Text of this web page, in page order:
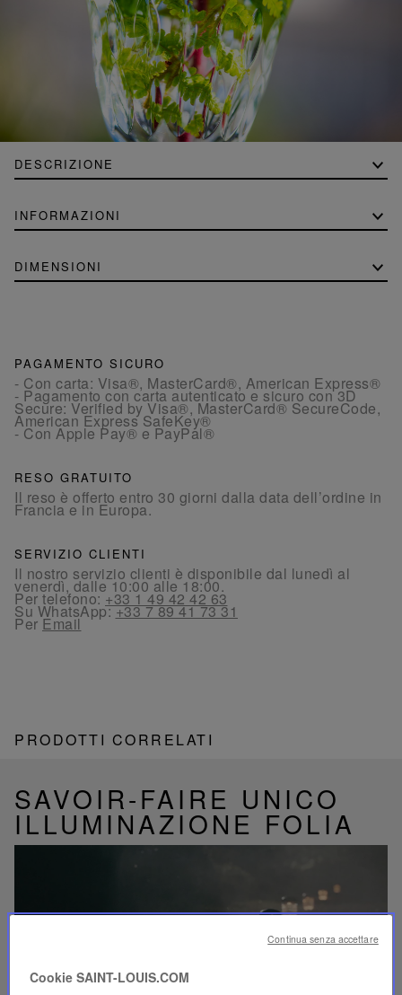
DESCRIZIONE
INFORMAZIONI
DIMENSIONI
PAGAMENTO SICURO
- Con carta: Visa®, MasterCard®, American Express®
- Pagamento con carta autenticato e sicuro con 3D
Secure: Verified by Visa®, MasterCard® SecureCode,
American Express SafeKey®
- Con Apple Pay® e PayPal®
RESO GRATUITO
Il reso è offerto entro 30 giorni dalla data dell’ordine in
Francia e in Europa.
SERVIZIO CLIENTI
Il nostro servizio clienti è disponibile dal lunedì al
venerdì, dalle 10:00 alle 18:00.
Per telefono:+33 1 49 42 42 63
Su WhatsApp:+33 7 89 41 73 31
PerEmail
PRODOTTI CORRELATI
SAVOIR-FAIRE UNICO
ILLUMINAZIONE FOLIA
YouTube,
Cookie SAINT-LOUIS.COM
Continua senza accettare